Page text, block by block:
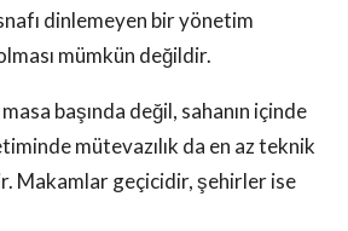
dinlemeyen bir yönetim
olması mümkün değildir.
başında değil, sahanın içinde
mütevazılık da en az teknik
Makamlar geçicidir, şehirler ise